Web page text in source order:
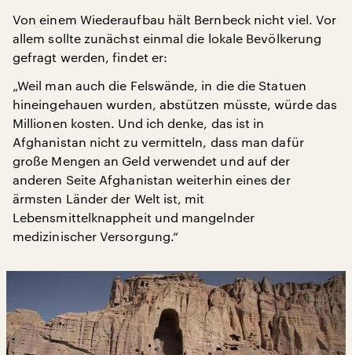
Von einem Wiederaufbau hält Bernbeck nicht viel. Vor
allem sollte zunächst einmal die lokale Bevölkerung
gefragt werden, findet er:
„Weil man auch die Felswände, in die die Statuen
hineingehauen wurden, abstützen müsste, würde das
Millionen kosten. Und ich denke, das ist in
Afghanistan nicht zu vermitteln, dass man dafür
große Mengen an Geld verwendet und auf der
anderen Seite Afghanistan weiterhin eines der
ärmsten Länder der Welt ist, mit
Lebensmittelknappheit und mangelnder
medizinischer Versorgung.“